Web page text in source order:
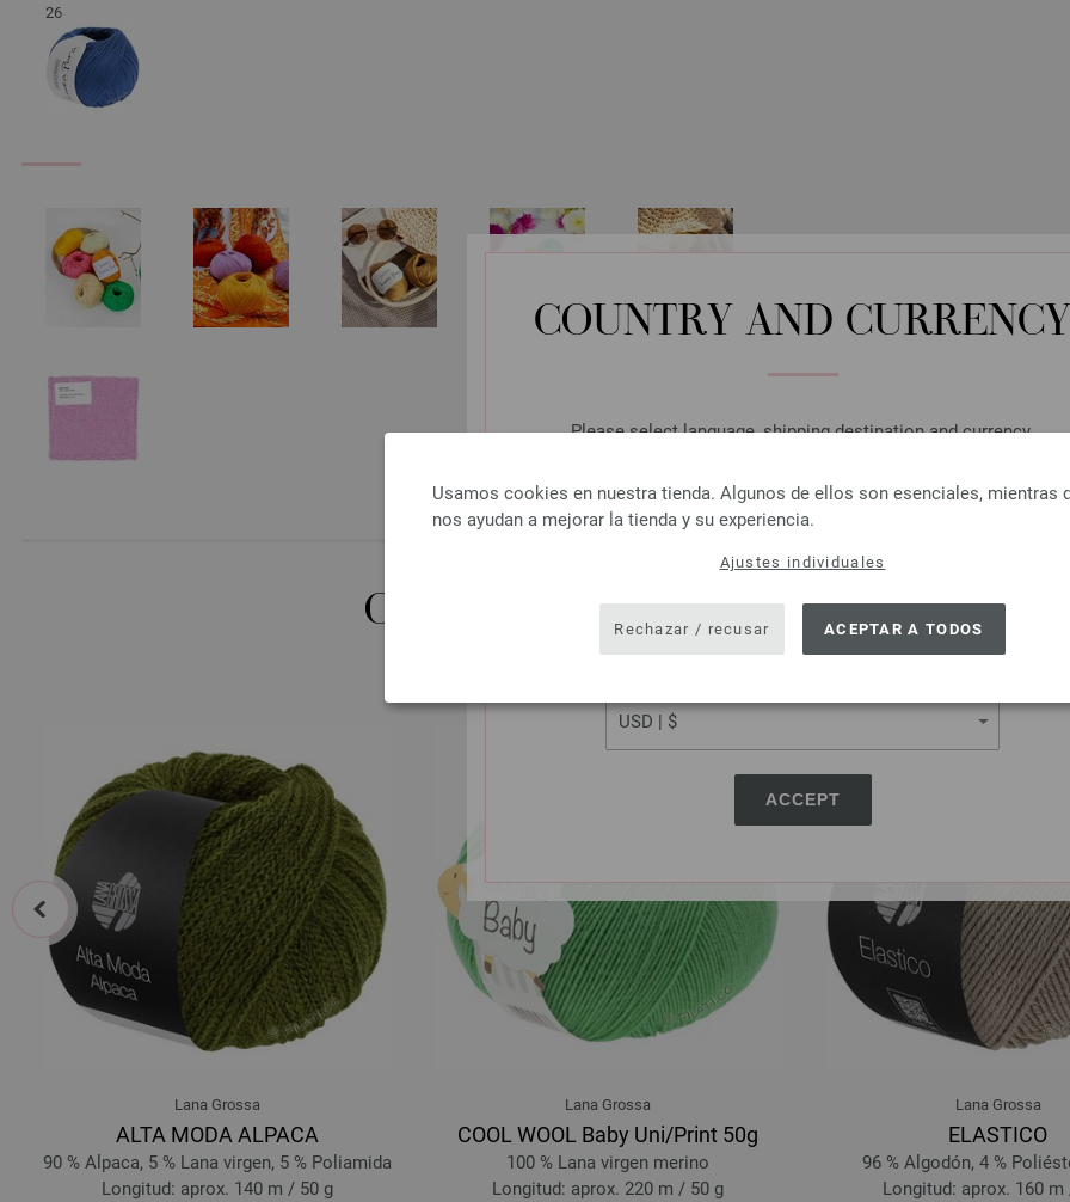
COUNTRY AND CURRENCY
Please select language, shipping destination and currency.
ACCEPT
Usamos cookies en nuestra tienda. Algunos de ellos son esenciales, mientras
nos ayudan a mejorar la tienda y su experiencia.
Ajustes individuales
Rechazar / recusar ACEPTAR A TODOS
26
OTROS CLIENTES TAMBIÉN HAN
Lana Grossa
ALTA MODA ALPACA
90 % Alpaca, 5 % Lana virgen, 5 % Poliamida
Longitud: aprox. 140 m / 50 g
Lana Grossa
COOL WOOL Baby Uni/Print 50g
100 % Lana virgen merino
Longitud: aprox. 220 m / 50 g
Lana Grossa
ELASTICO
96 % Algodón, 4 %
Longitud: aprox. 160 m
prev